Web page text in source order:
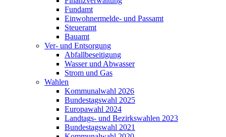
Fundamt
Einwohnermelde- und Passamt
Steueramt
Bauamt
Ver- und Entsorgung
Abfallbeseitigung
Wasser und Abwasser
Strom und Gas
Wahlen
Kommunalwahl 2026
Bundestagswahl 2025
Europawahl 2024
Landtags- und Bezirkswahlen 2023
Bundestagswahl 2021